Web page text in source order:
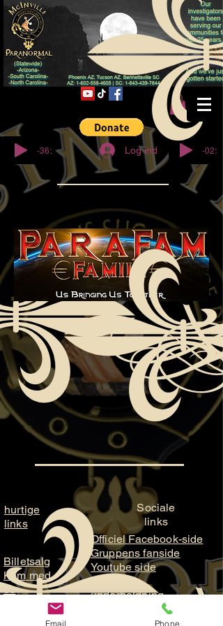
© Copyright
-36:27 Log ind -02:32
hurtige
links
Billetsalg
Kom med
os
Sociale
links
Officiel Facebook-side
Gruppens fanside
Youtube side
ParaFam
underholdning
ParaFam Studios
Email Phone